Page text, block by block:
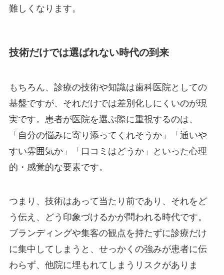
難しくなります。
技術だけでは選ばれない時代の到来
もちろん、診療の技術や知識は歯科医院としての
基盤ですが、それだけでは差別化しにくいのが現
実です。患者が医院を選ぶ際に重視するのは、
「自分の悩みに寄り添ってくれそうか」「通いや
すい雰囲気か」「口コミはどうか」といった心理
的・感覚的な要素です。
つまり、技術はあって当たり前であり、それをど
う伝え、どう印象づけるかが問われる時代です。
ブランディングや集客の観点を持たずに診療だけ
に集中してしまうと、せっかくの強みが患者に伝
わらず、他院に埋もれてしまうリスクがありま